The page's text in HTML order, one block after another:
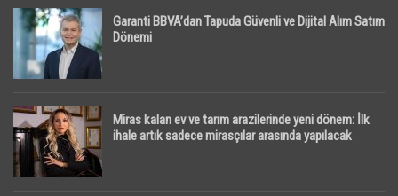
Garanti BBVA’dan Tapuda Güvenli ve Dijital Alım Satım
Dönemi
Miras kalan ev ve tarım arazilerinde yeni dönem: İlk
ihale artık sadece mirasçılar arasında yapılacak